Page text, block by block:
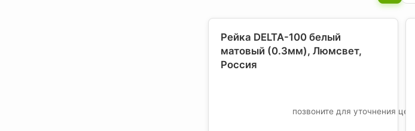
Рейка DELTA-100 белый
матовый (0.3мм), Люмсвет,
Россия
позвоните для уточнения цены